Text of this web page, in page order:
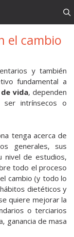
el cambio
y también
fundamental a
vida, dependen
intrínsecos o
tenga acerca de
generales, sus
nivel de estudios,
todo el proceso
cambio (y todo lo
dietéticos y
quiere mejorar la
o terciarios
ganancia de masa